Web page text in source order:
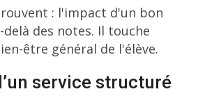
: l'impact d'un bon
des notes. Il touche
être général de l'élève.
service structuré